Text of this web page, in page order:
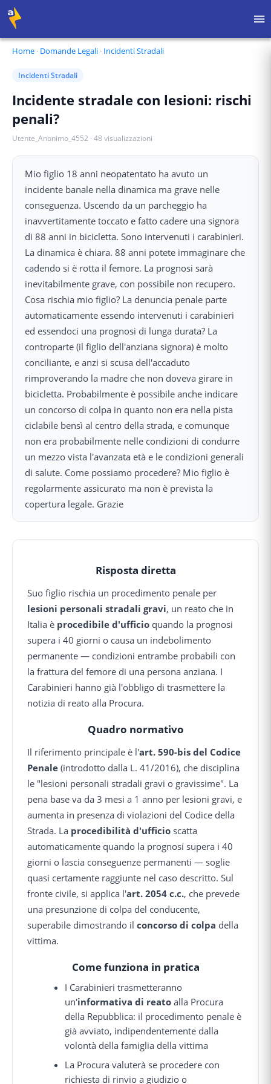
Home · Domande Legali · Incidenti Stradali
Incidenti Stradali
Incidente stradale con lesioni: rischi
penali?
Utente_Anonimo_4552 · 48 visualizzazioni
Mio figlio 18 anni neopatentato ha avuto un
incidente banale nella dinamica ma grave nelle
conseguenza. Uscendo da un parcheggio ha
inavvertitamente toccato e fatto cadere una signora
di 88 anni in bicicletta. Sono intervenuti i carabinieri.
La dinamica è chiara. 88 anni potete immaginare che
cadendo si è rotta il femore. La prognosi sarà
inevitabilmente grave, con possibile non recupero.
Cosa rischia mio figlio? La denuncia penale parte
automaticamente essendo intervenuti i carabinieri
ed essendoci una prognosi di lunga durata? La
controparte (il figlio dell'anziana signora) è molto
conciliante, e anzi si scusa dell'accaduto
rimproverando la madre che non doveva girare in
bicicletta. Probabilmente è possibile anche indicare
un concorso di colpa in quanto non era nella pista
ciclabile bensì al centro della strada, e comunque
non era probabilmente nelle condizioni di condurre
un mezzo vista l'avanzata età e le condizioni generali
di salute. Come possiamo procedere? Mio figlio è
regolarmente assicurato ma non è prevista la
copertura legale. Grazie
Risposta diretta
Suo figlio rischia un procedimento penale per
lesioni personali stradali gravi, un reato che in
Italia è procedibile d'ufficio quando la prognosi
supera i 40 giorni o causa un indebolimento
permanente — condizioni entrambe probabili con
la frattura del femore di una persona anziana. I
Carabinieri hanno già l'obbligo di trasmettere la
notizia di reato alla Procura.
Quadro normativo
Il riferimento principale è l'art. 590-bis del Codice
Penale (introdotto dalla L. 41/2016), che disciplina
le "lesioni personali stradali gravi o gravissime". La
pena base va da 3 mesi a 1 anno per lesioni gravi, e
aumenta in presenza di violazioni del Codice della
Strada. La procedibilità d'ufficio scatta
automaticamente quando la prognosi supera i 40
giorni o lascia conseguenze permanenti — soglie
quasi certamente raggiunte nel caso descritto. Sul
fronte civile, si applica l'art. 2054 c.c., che prevede
una presunzione di colpa del conducente,
superabile dimostrando il concorso di colpa della
vittima.
Come funziona in pratica
I Carabinieri trasmetteranno
un'informativa di reato alla Procura
della Repubblica: il procedimento penale è
già avviato, indipendentemente dalla
volontà della famiglia della vittima
La Procura valuterà se procedere con
richiesta di rinvio a giudizio o